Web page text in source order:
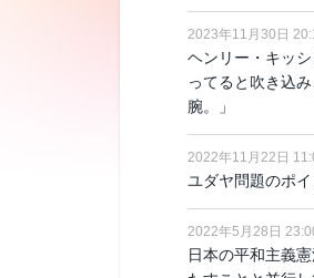
2023年11月30日
ヘンリー・キッ
ってると吹き込
腕。」
2022年11月22日
ユダヤ問題のポ
2022年5月28日
日本の平和主義